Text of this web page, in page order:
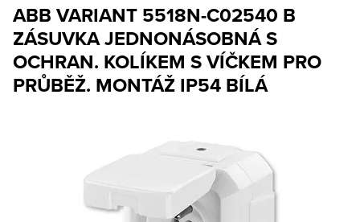
ABB VARIANT 5518N-C02540 B
ZÁSUVKA JEDNONÁSOBNÁ S
OCHRAN. KOLÍKEM S VÍČKEM PRO
PRŮBĚŽ. MONTÁŽ IP54 BÍLÁ